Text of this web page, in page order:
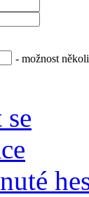
- možnost